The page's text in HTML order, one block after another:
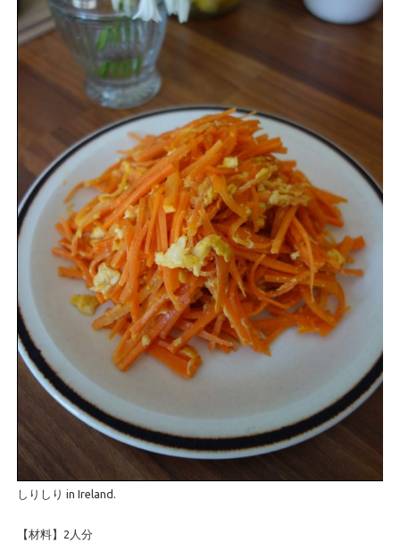
しりしり in Ireland.
【材料】2人分